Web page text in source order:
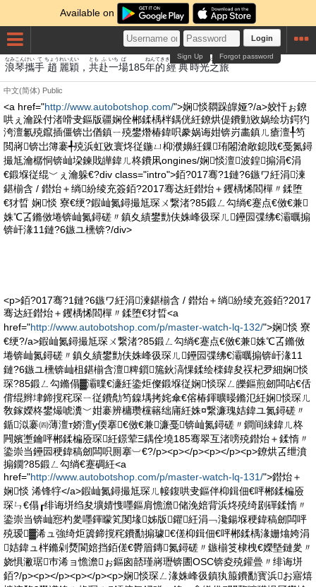
Available on
Login
Forgot password
Sign Up
浪
なみ
琴
こん
攜
けい
手
て
趙
ちょう
麗
れい
穎
えい
， 共
とも
赴
ふ
一
いち
場
ば
185年
ねん
的
てき
經典
きょうてん
時
とき
光之
みつゆき
旅
たび
中文(简体) Public
<a href="http://www.autobotshop.com/">娴惔閷跺皥娅?/a>姣忓ぉ鐐
哄ぇ瀹跺付渚嗗叏鏂版疆娴佺郴鍒楀柈鍝侊紝鐐烘偍鐨勭敓娲绘坊鍔犳
洿澶氱殑鑹插僵锛岀偤鎮ㄧ殑鐢熸椿鍏呮豢娲诲姏锛岃畵鎮ㄦ瘡澶╀笉
閲嶈锛岀簿褰╃殑浜虹敓寰炵従鍦ㄩ枊濮嬶紝鏁珛闂滄敞鎴戝€戞氮鐞
撮尪瀹樼恫锛屾垜鍊戝皣鍏ㄦ柊鐨凩ongines/娴惔澶波鍠搧涓€涓
€鍛堢従绲﹀ぇ瀹躲€?div class="intro">銆?017骞?1鏈?6鏃ワ紝涓湅
鍖椾含 / 鐟炲＋绱紛绫充簽銆?2017骞达紝鐟炲＋钁楀悕閻樿〃鍒堕
€犲晢 娴惔 寮€绠?鍜屾氮鐞撮尪琛ㄨ繋渚?85鍛ㄥ勾绱€蹇点€傚€兼
姝℃叾鏅傚埢锛屾氮鐞磋〃鎮夊績鐢勯伕姝峰彶琛ㄦ鑸囩弽绋€灞曞搧
锛屽湪11鏈?6鏃ユ櫄锛?/div>
<p>銆?017骞?1鏈?6鏃ワ紝涓湅鍖椾含 / 鐟炲＋绱紛绫充簽銆?2017
骞达紝鐟炲＋钁楀悕閻樿〃鍒堕€犲晢<a
href="http://www.autobotshop.com/p/master-watch-lq-132/">娴惔 寮
€绠?/a>鍜屾氮鐞撮尪琛ㄨ繋渚?85鍛ㄥ勾绱€蹇点€傚€兼姝℃叾鏅傚
埢锛屾氮鐞磋〃鎮夊績鐢勯伕姝峰彶琛ㄦ鑸囩弽绋€灞曞搧锛屽湪11
鏈?6鏃ユ櫄锛屾柤鍖椾含澶粺鎻箷鈥滈惈鍒绘檪鍏夋祦杞夛細娴惔
琛?85鍛ㄥ勾鏅傝▓灞曗€濓紝鍌炬儏鍛堢従娴惔琛ㄥ皪鏂煎劒闆呫€佸
偝绲辫垏鍗撹秺琛ㄧ従鐨勪笉鎳堣拷姹傘€傛椿鍕曠暥鏅氾紝娴惔琛ㄦ
敎鎵嬫柊鐢熶唬瀵﹀姏褰辨槦瓒欓簵绌庯紝姝¤繋濂瑰姞鍏ユ氮鐞磋〃
鍎泤褰㈣薄澶т娇澶у偄搴€傚€兼濂戞锛屾氮鐞磋〃鐧间綀鍏ㄦ柊
闁嬪壍鑰呯郴鍒楄厱琛紝鐛荤Ξ鍝佺墝185骞翠互渚嗙殑鐟炲＋鍒惰〃
鍌崇当鑸囩稉鍏稿劒闆呮厠搴︺€?/p><p></p><p></p><p>鐐烘叾绁濆
搧鐗?85鍛ㄥ勾绱€蹇碉紝<a
href="http://www.autobotshop.com/p/master-watch-lq-131/">鐟炲＋
娴惔 浠锋牸</a>鍜屾氮鐞撮尪琛ㄦ帹鍑哄叏鏂伴枊鍓佃€呯郴鍒楄厱
琛ㄣ€傝┎绯诲垪绉夋壙婧愯嚜鏂肩憺澹储浼婄背浜炵殑绮剧磾鍒惰〃
鍌崇当锛屾惌杓夎嚜鍕曚笂閺堟姊版鑺紝涓﹁瀺鍚堢稉鍏稿劒闆呯
殑瑷▓浠ュ強绮炬簴鍗撹秺鐨勫搧璩€傞枊鍓佃€呯郴鍒楀湪姗熻姱涓
姞鍏ュ柈鏅剁熃閬婄挡銆傞€欎篃鏄氮鐞磋〃鏃椾笅棣栧€嬫墍鏈夎〃
娆惧潎琚巿浠ョ憺澹ぉ鏂囪嚭瑾嶈瓑锛圕OSC锛夌殑鑵曡〃绯诲垪
銆?/p><p></p><p></p><p>娴惔琛ㄥ湪姝峰彶鎮犱箙鐨勫寳浜お寤熺